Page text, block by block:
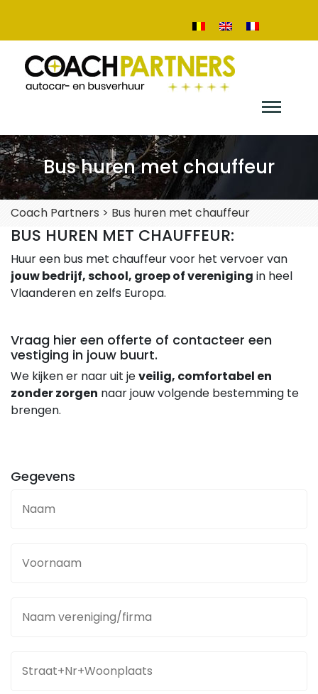
Bus huren met chauffeur
Coach Partners > Bus huren met chauffeur
BUS HUREN MET CHAUFFEUR:
Huur een bus met chauffeur voor het vervoer van
jouw bedrijf, school, groep of vereniging in heel
Vlaanderen en zelfs Europa.
Vraag hier een offerte of contacteer een
vestiging in jouw buurt.
We kijken er naar uit jeveilig, comfortabel en
zonder zorgen naar jouw volgende bestemming te
brengen.
Gegevens